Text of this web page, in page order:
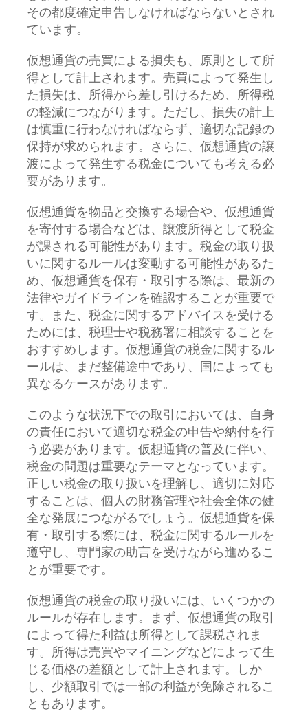
その都度確定申告しなければならないとされ
ています。
仮想通貨の売買による損失も、原則として所
得として計上されます。売買によって発生し
た損失は、所得から差し引けるため、所得税
の軽減につながります。ただし、損失の計上
は慎重に行わなければならず、適切な記録の
保持が求められます。さらに、仮想通貨の譲
渡によって発生する税金についても考える必
要があります。
仮想通貨を物品と交換する場合や、仮想通貨
を寄付する場合などは、譲渡所得として税金
が課される可能性があります。税金の取り扱
いに関するルールは変動する可能性があるた
め、仮想通貨を保有・取引する際は、最新の
法律やガイドラインを確認することが重要で
す。また、税金に関するアドバイスを受ける
ためには、税理士や税務署に相談することを
おすすめします。仮想通貨の税金に関するル
ールは、まだ整備途中であり、国によっても
異なるケースがあります。
このような状況下での取引においては、自身
の責任において適切な税金の申告や納付を行
う必要があります。仮想通貨の普及に伴い、
税金の問題は重要なテーマとなっています。
正しい税金の取り扱いを理解し、適切に対応
することは、個人の財務管理や社会全体の健
全な発展につながるでしょう。仮想通貨を保
有・取引する際には、税金に関するルールを
遵守し、専門家の助言を受けながら進めるこ
とが重要です。
仮想通貨の税金の取り扱いには、いくつかの
ルールが存在します。まず、仮想通貨の取引
によって得た利益は所得として課税されま
す。所得は売買やマイニングなどによって生
じる価格の差額として計上されます。しか
し、少額取引では一部の利益が免除されるこ
ともあります。